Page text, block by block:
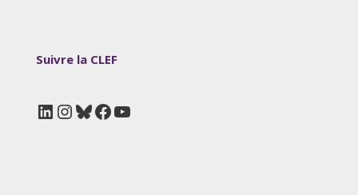
Suivre la CLEF
LinkedIn
Instagram
Bluesky
Facebook
YouTube